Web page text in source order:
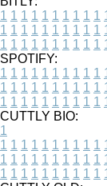
1 1 1 1 1 1 1 1 1 1
1 1 1 1 1 1 1 1 1 1
1 1 1 1 1 1 1 1 1 1
SPOTIFY:
1 1 1 1 1 1 1 1 1 1
1 1 1 1 1 1 1 1 1 1
1 1 1 1 1 1 1 1 1 1
CUTTLY BIO:
1
1 1 1 1 1 1 1 1 1 1
1 1 1 1 1 1 1 1 1 1
1 1 1 1 1 1 1 1 1 1